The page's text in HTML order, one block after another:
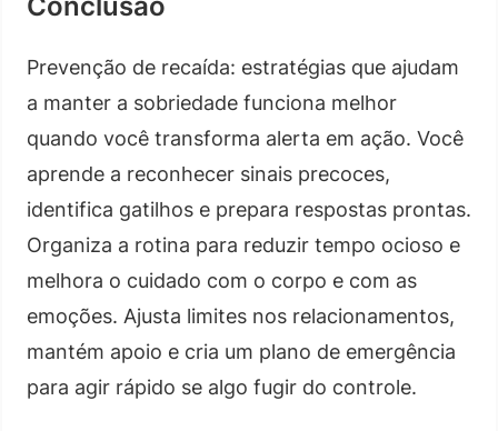
Prevenção de recaída: estratégias que ajudam
a manter a sobriedade funciona melhor
quando você transforma alerta em ação. Você
aprende a reconhecer sinais precoces,
identifica gatilhos e prepara respostas prontas.
Organiza a rotina para reduzir tempo ocioso e
melhora o cuidado com o corpo e com as
emoções. Ajusta limites nos relacionamentos,
mantém apoio e cria um plano de emergência
para agir rápido se algo fugir do controle.